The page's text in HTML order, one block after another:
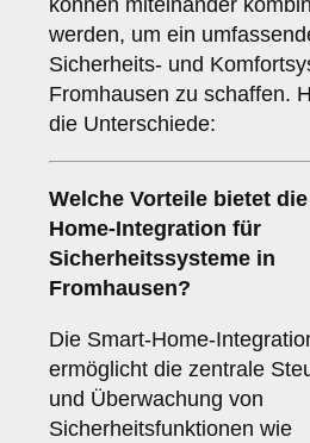
können miteinander
werden, um ein
Sicherheits- und
Fromhausen zu schaffen.
die Unterschiede:
Welche Vorteile bietet die
Home-Integration für
Sicherheitssysteme in
Fromhausen?
Die Smart-Home-
ermöglicht die zentrale
und Überwachung von
Sicherheitsfunktionen wie